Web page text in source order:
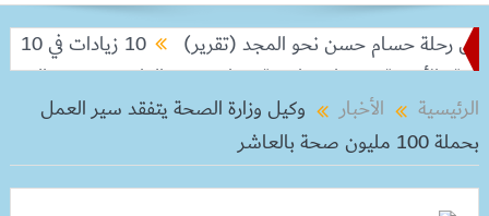
حسام حسن نحو المجد (تقرير)
10 زيادات في 10 سنوات.. هل حان الوقت لرفع دعم البنزين نهائيا؟
وحفاوة واسعة بغراب وعبد الدايم
وزير الخارجية
الرئيسية
الأخبار
وكيل وزارة الصحة يتفقد سير العمل
بحملة 100 مليون صحة بالعاشر